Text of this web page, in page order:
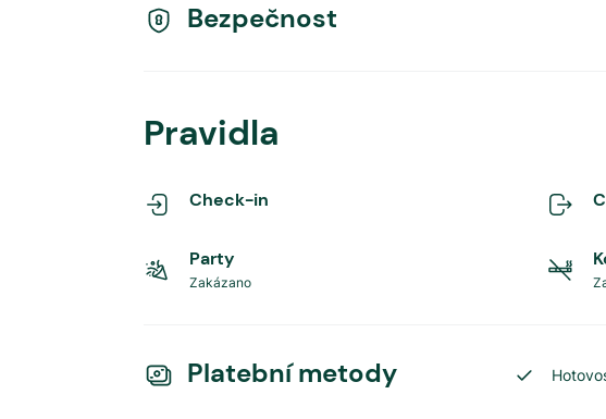
Bezpečnost
Pravidla
Check-in
Party
Zakázano
Platební metody